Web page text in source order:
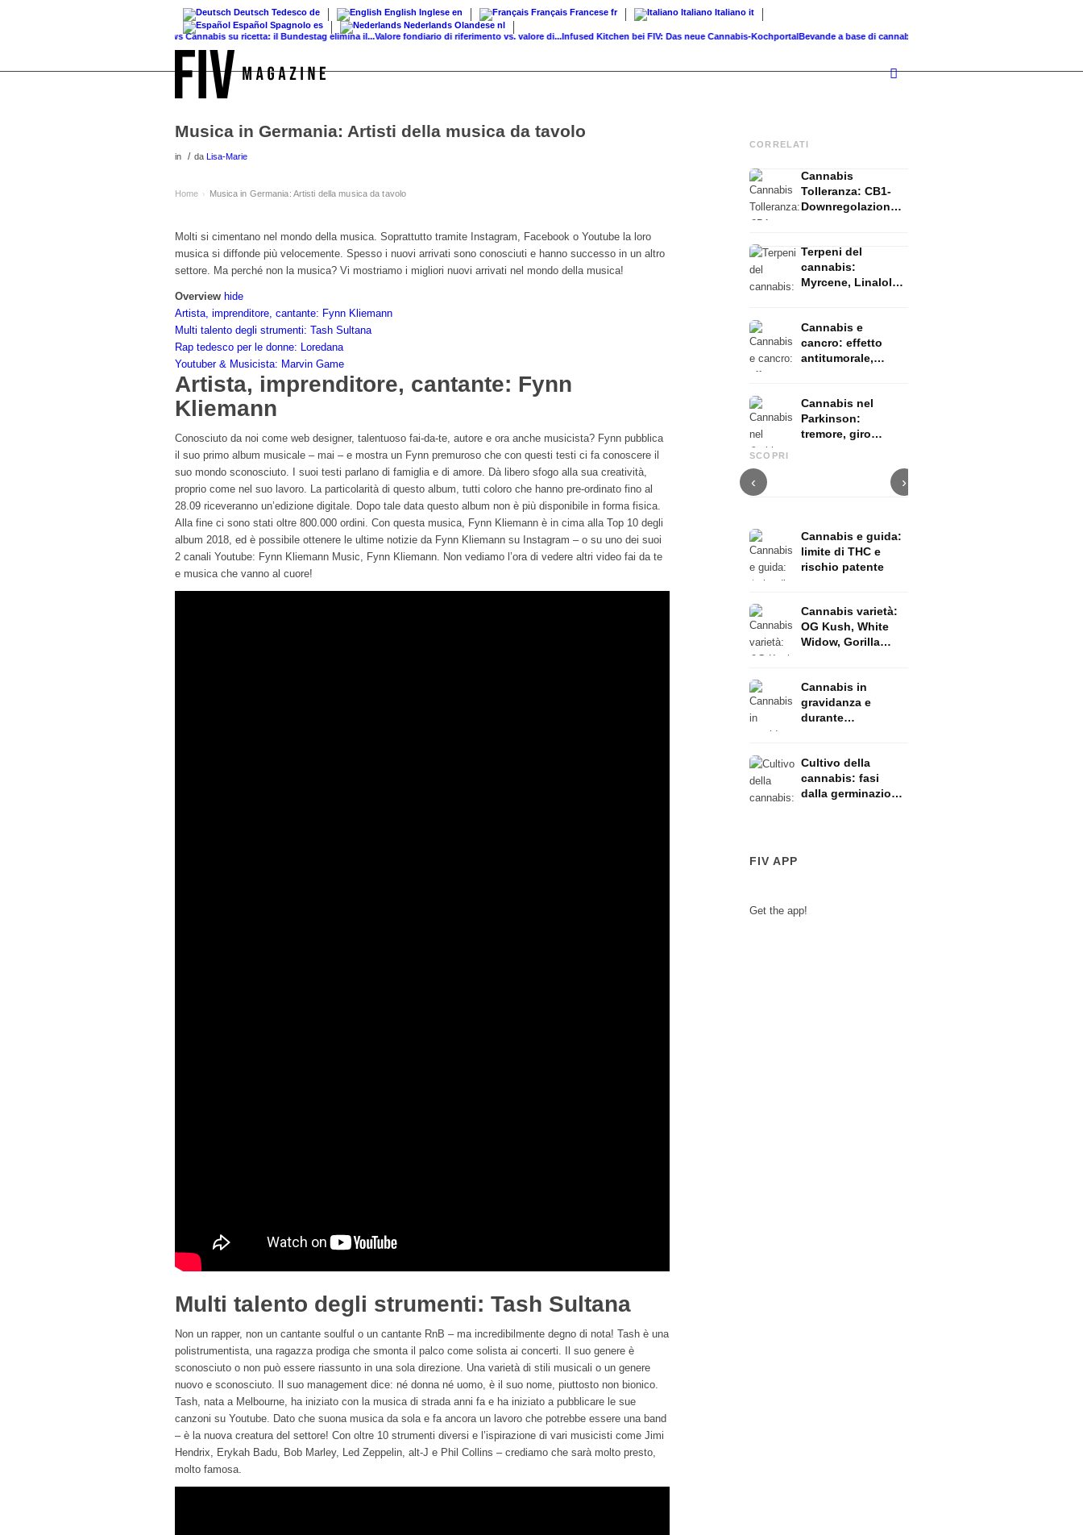
Deutsch Tedesco de English Inglese en Français Francese fr Italiano Italiano it
Español Spagnolo es Nederlands Olandese nl
Cannabis su ricetta: il Bundestag elimina il...Valore fondiario di riferimento vs. valore di...Infused Kitchen bei FIV: Das neue Cannabis-KochportalBevande a base di cannabis: smoothie, tè,...
Musica in Germania: Artisti della musica da tavolo
in / da Lisa-Marie
Home › Musica in Germania: Artisti della musica da tavolo
Molti si cimentano nel mondo della musica. Soprattutto tramite Instagram, Facebook o Youtube la loro
musica si diffonde più velocemente. Spesso i nuovi arrivati sono conosciuti e hanno successo in un altro
settore. Ma perché non la musica? Vi mostriamo i migliori nuovi arrivati nel mondo della musica!
Overview hide
Artista, imprenditore, cantante: Fynn Kliemann
Multi talento degli strumenti: Tash Sultana
Rap tedesco per le donne: Loredana
Youtuber & Musicista: Marvin Game
Artista, imprenditore, cantante: Fynn
Kliemann
Conosciuto da noi come web designer, talentuoso fai-da-te, autore e ora anche musicista? Fynn pubblica
il suo primo album musicale – mai – e mostra un Fynn premuroso che con questi testi ci fa conoscere il
suo mondo sconosciuto. I suoi testi parlano di famiglia e di amore. Dà libero sfogo alla sua creatività,
proprio come nel suo lavoro. La particolarità di questo album, tutti coloro che hanno pre-ordinato fino al
28.09 riceveranno un’edizione digitale. Dopo tale data questo album non è più disponibile in forma fisica.
Alla fine ci sono stati oltre 800.000 ordini. Con questa musica, Fynn Kliemann è in cima alla Top 10 degli
album 2018, ed è possibile ottenere le ultime notizie da Fynn Kliemann su Instagram – o su uno dei suoi
2 canali Youtube: Fynn Kliemann Music, Fynn Kliemann. Non vediamo l’ora di vedere altri video fai da te
e musica che vanno al cuore!
Multi talento degli strumenti: Tash Sultana
Non un rapper, non un cantante soulful o un cantante RnB – ma incredibilmente degno di nota! Tash è una
polistrumentista, una ragazza prodiga che smonta il palco come solista ai concerti. Il suo genere è
sconosciuto o non può essere riassunto in una sola direzione. Una varietà di stili musicali o un genere
nuovo e sconosciuto. Il suo management dice: né donna né uomo, è il suo nome, piuttosto non bionico.
Tash, nata a Melbourne, ha iniziato con la musica di strada anni fa e ha iniziato a pubblicare le sue
canzoni su Youtube. Dato che suona musica da sola e fa ancora un lavoro che potrebbe essere una band
– è la nuova creatura del settore! Con oltre 10 strumenti diversi e l’ispirazione di vari musicisti come Jimi
Hendrix, Erykah Badu, Bob Marley, Led Zeppelin, alt-J e Phil Collins – crediamo che sarà molto presto,
molto famosa.
CORRELATI
Cannabis
Tolleranza: CB1-
Downregolazione,
Terpeni del
cannabis:
Myrcene, Linalolo,
Cannabis e
cancro: effetto
antitumorale,
Cannabis nel
Parkinson:
tremore, giro
SCOPRI
‹
Cannabis e ADHD: dopamina,
automedicazione e ciò che
›
Cannabis e guida:
limite di THC e
rischio patente
Cannabis varietà:
OG Kush, White
Widow, Gorilla
Cannabis in
gravidanza e
durante
Cultivo della
cannabis: fasi
dalla germinazione
FIV APP
Get the app!